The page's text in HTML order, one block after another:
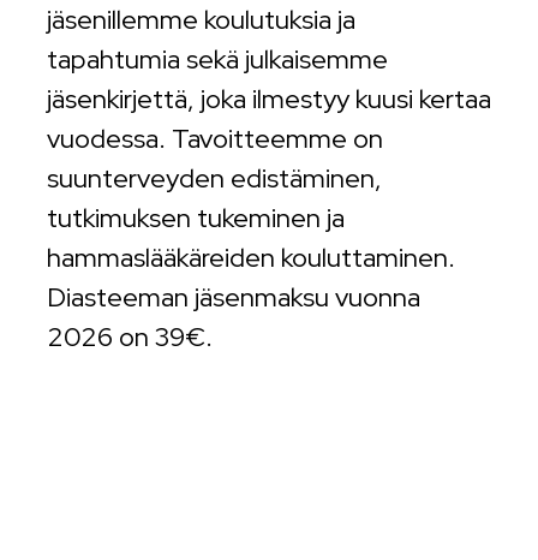
jäsenillemme koulutuksia ja
tapahtumia sekä julkaisemme
jäsenkirjettä, joka ilmestyy kuusi kertaa
vuodessa. Tavoitteemme on
suunterveyden edistäminen,
tutkimuksen tukeminen ja
hammaslääkäreiden kouluttaminen.
Diasteeman jäsenmaksu vuonna
2026 on 39€.